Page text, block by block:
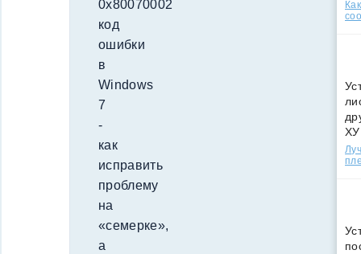
0x80070002
код
ошибки
в
Windows
7
-
как
исправить
проблему
на
«семерке»,
а